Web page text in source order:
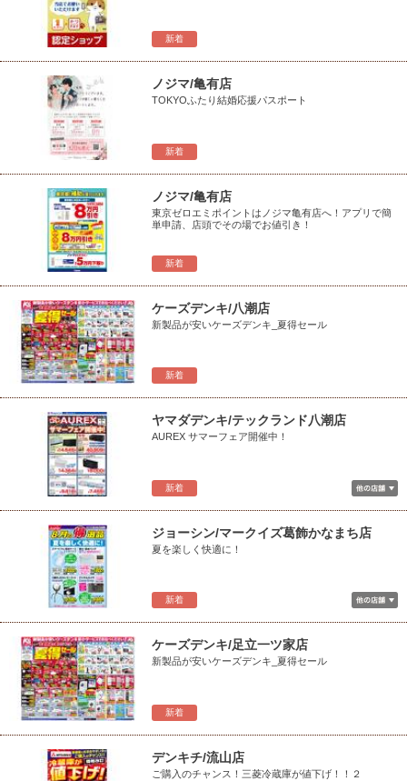
新着
新着
ノジマ/亀有店
TOKYOふたり結婚応援パスポート
新着
ノジマ/亀有店
東京ゼロエミポイントはノジマ亀有店へ！アプリで簡
単申請、店頭でその場でお値引き！
新着
ケーズデンキ/八潮店
新製品が安いケーズデンキ_夏得セール
新着
ヤマダデンキ/テックランド八潮店
AUREX サマーフェア開催中！
新着
ジョーシン/マークイズ葛飾かなまち店
夏を楽しく快適に！
新着
ケーズデンキ/足立一ツ家店
新製品が安いケーズデンキ_夏得セール
デンキチ/流山店
ご購入のチャンス！三菱冷蔵庫が値下げ！！２